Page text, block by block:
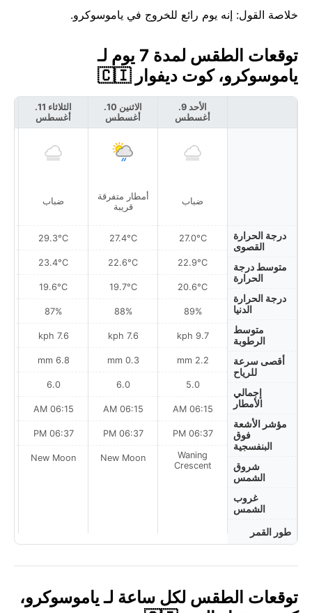
خلاصة القول: إنه يوم رائع للخروج في ياموسوكرو.
توقعات الطقس لمدة 7 يوم لـ
ياموسوكرو، كوت ديفوار 🇨🇮
درجة الحرارة
القصوى
متوسط درجة
الحرارة
درجة الحرارة
الدنيا
متوسط
الرطوبة
أقصى سرعة
للرياح
إجمالي
الأمطار
مؤشر الأشعة
فوق
البنفسجية
شروق
الشمس
غروب
الشمس
طور القمر
الأحد 9.
أغسطس
ضباب
27.0°C
22.9°C
20.6°C
89%
9.7 kph
2.2 mm
5.0
06:15 AM
06:37 PM
Waning
Crescent
الاثنين 10.
أغسطس
أمطار متفرقة
قريبة
27.4°C
22.6°C
19.7°C
88%
7.6 kph
0.3 mm
6.0
06:15 AM
06:37 PM
New Moon
الثلاثاء 11.
أغسطس
ضباب
29.3°C
23.4°C
19.6°C
87%
7.6 kph
6.8 mm
6.0
06:15 AM
06:37 PM
New Moon
توقعات الطقس لكل ساعة لـ ياموسوكرو،